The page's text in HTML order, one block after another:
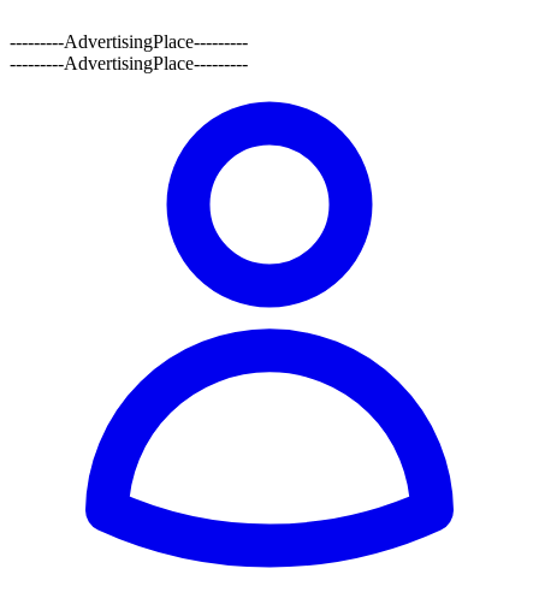
---------AdvertisingPlace---------
---------AdvertisingPlace---------